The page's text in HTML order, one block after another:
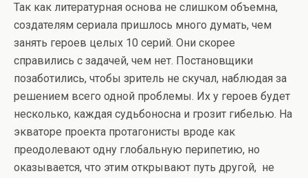
Так как литературная основа не слишком объемна,
создателям сериала пришлось много думать, чем
занять героев целых 10 серий. Они скорее
справились с задачей, чем нет. Постановщики
позаботились, чтобы зритель не скучал, наблюдая за
решением всего одной проблемы. Их у героев будет
несколько, каждая судьбоносна и грозит гибелью. На
экваторе проекта протагонисты вроде как
преодолевают одну глобальную перипетию, но
оказывается, что этим открывают путь другой, не